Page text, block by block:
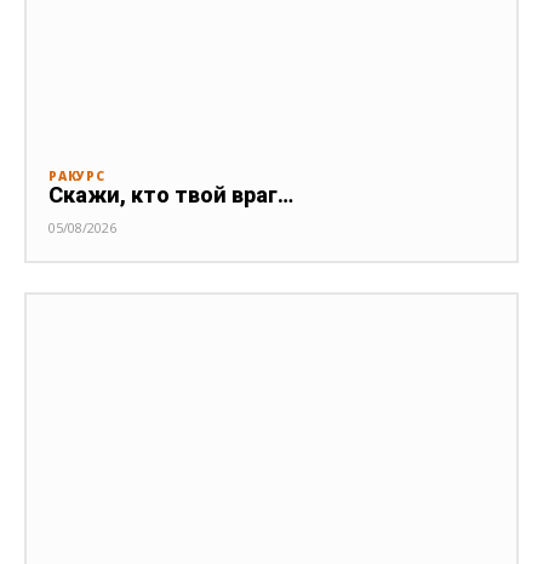
РАКУРС
Скажи, кто твой враг…
05/08/2026